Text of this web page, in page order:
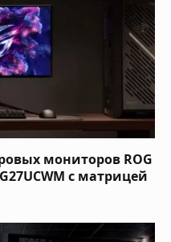
мониторов ROG
с матрицей